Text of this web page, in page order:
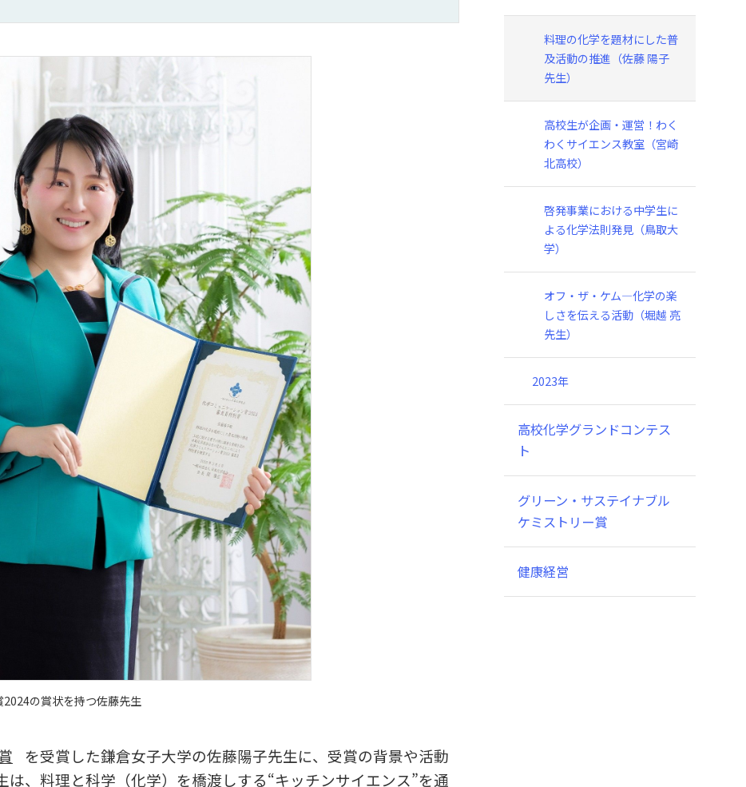
の賞状を持つ佐藤先生
を受賞した鎌倉女子大学の佐藤陽子先生に、受賞の背景や活動
、料理と科学（化学）を橋渡しする“キッチンサイエンス”を通
料理の化学を題材にした普
及活動の推進（佐藤 陽子
先生）
高校生が企画・運営！わく
わくサイエンス教室（宮崎
北高校）
啓発事業における中学生に
よる化学法則発見（鳥取大
学）
オフ・ザ・ケム―化学の楽
しさを伝える活動（堀越 亮
先生）
2023年
高校化学グランドコンテス
ト
グリーン・サステイナブル
ケミストリー賞
健康経営